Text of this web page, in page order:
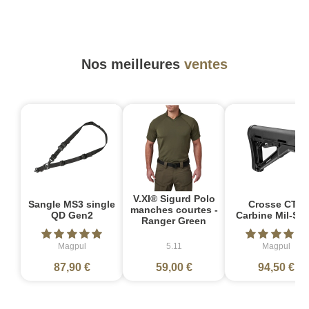
Nos meilleures ventes
Sangle MS3 single
QD Gen2
Magpul
87,90 €
V.XI® Sigurd Polo
manches courtes -
Ranger Green
5.11
59,00 €
Crosse CTR
Carbine Mil-
Magpul
94,50 €